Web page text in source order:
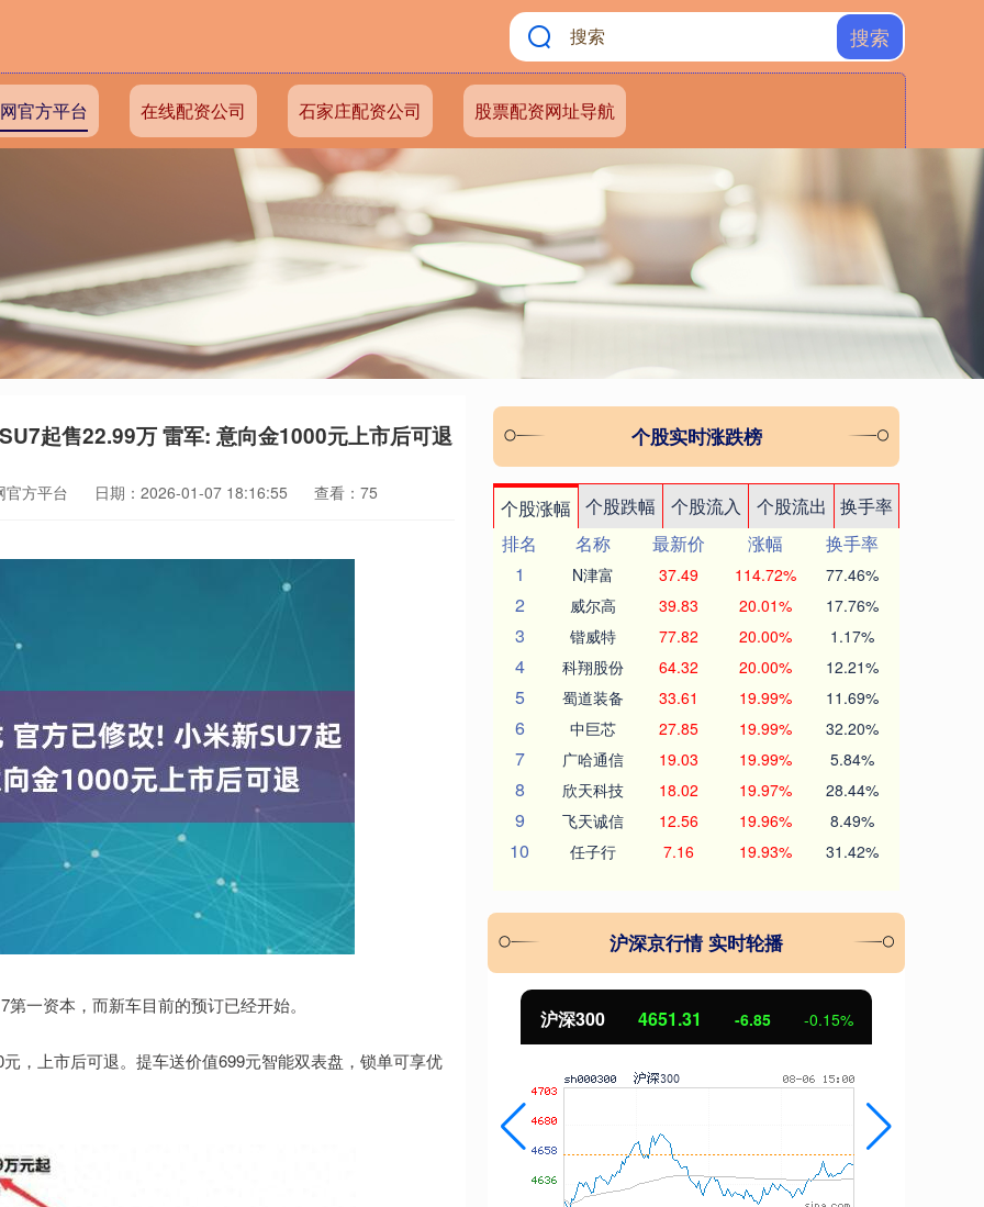
搜索
官方平台 在线配资公司 石家庄配资公司 股票配资网址导航
起售22.99万 雷军: 意向金1000元上市后可退
官方平台 日期：2026-01-07 18:16:55 查看：75
一资本，而新车目前的预订已经开始。
，上市后可退。提车送价值699元智能双表盘，锁单可享优
个股实时涨跌榜
个股涨幅 个股跌幅 个股流入 个股流出
换手率
排名
名称 最新价 涨幅
换手率
1
N津富 37.49 114.72% 77.46%
2 威尔高 39.83 20.01% 17.76%
3 锴威特 77.82 20.00% 1.17%
4 科翔股份 64.32 20.00% 12.21%
5 蜀道装备 33.61 19.99% 11.69%
6 中巨芯 27.85 19.99% 32.20%
7 广哈通信 19.03 19.99% 5.84%
8 欣天科技 18.02 19.97% 28.44%
9 飞天诚信 12.56 19.96% 8.49%
10 任子行 7.16 19.93% 31.42%
沪深京行情 实时轮播
沪深300 4651.31 北证50 1122.88 3.42 0.30%